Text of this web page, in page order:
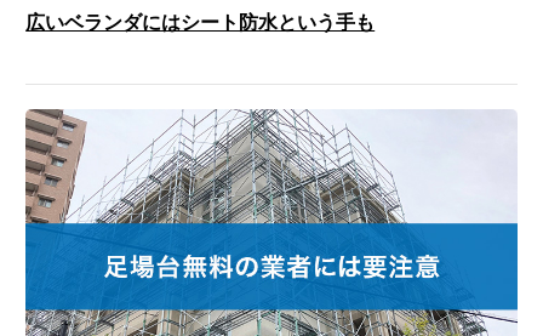
広いベランダにはシート防水という手も